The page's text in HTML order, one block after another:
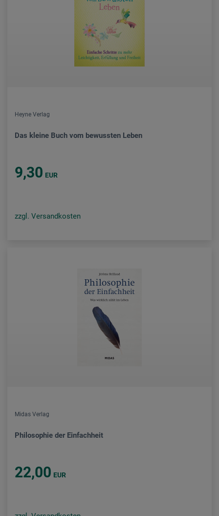
Heyne Verlag
Das kleine Buch vom bewussten Leben
9,30 EUR
zzgl. Versandkosten
Midas Verlag
Philosophie der Einfachheit
22,00 EUR